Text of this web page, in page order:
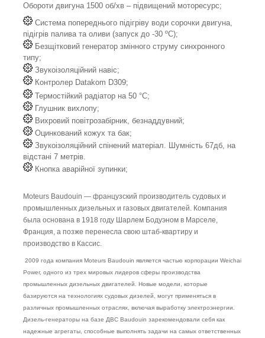
Обороти двигуна 1500 об/хв – підвищений моторесурс;
Система попереднього підігріву води сорочки двигуна,
підігрів палива та оливи (запуск до -30 ºС);
Безщітковий генератор змінного струму синхронного
типу;
Звукоізоляційний навіс;
Контролер Datakom D309;
Термостійкий радіатор на 50 °C;
Глушник вихлопу;
Вихровий повітрозабірник, безнаддувний;
Оцинкований кожух та бак;
Звукоізоляційний спінений матеріал. Шумність 67дб, на
відстані 7 метрів.
Кнопка аварійної зупинки;
Moteurs Baudouin — французский производитель судовых и
промышленных дизельных и газовых двигателей. Компания
была основана в 1918 году Шарлем Бодуэном в Марселе,
Франция, а позже перенесла свою штаб-квартиру и
производство в Кассис.
2009 года компания Moteurs Baudouin является частью корпорации Weichai
Power, одного из трех мировых лидеров сферы производства
промышленных дизельных двигателей. Новые модели, которые
базируются на технологиях судовых дизелей, могут применяться в
различных промышленных отраслях, включая выработку электроэнергии.
Дизель-генераторы на базе ДВС Baudouin зарекомендовали себя как
надежные агрегаты, способные выполнять задачи на самых ответственных